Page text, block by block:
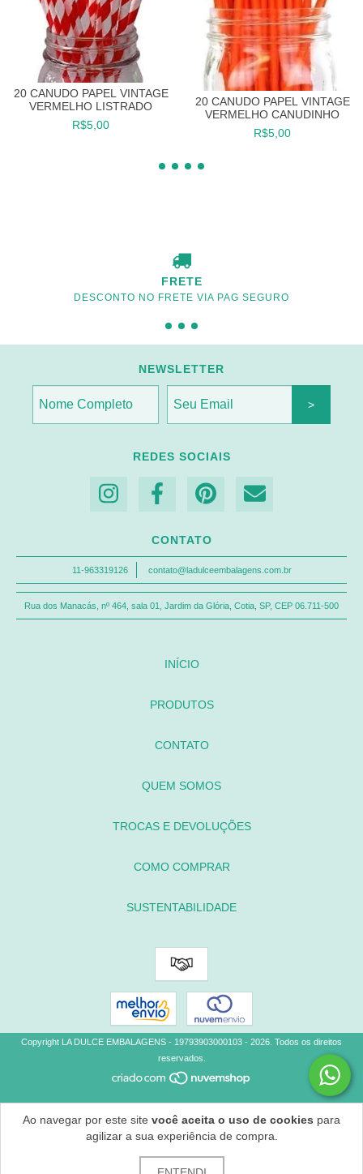
Ao navegar por este site você aceita o uso de cookies para
agilizar a sua experiência de compra.
20 CANUDO PAPEL VINTAGE
VERMELHO LISTRADO
R$5,00
20 CANUDO PAPEL VINTAGE
VERMELHO CANUDINHO
R$5,00
FRETE
DESCONTO NO FRETE VIA PAG SEGURO
NEWSLETTER
REDES SOCIAIS
CONTATO
11-963319126 contato@ladulceembalagens.com.br
Rua dos Manacás, nº 464, sala 01, Jardim da Glória, Cotia, SP, CEP 06.711-500
INÍCIO
PRODUTOS
CONTATO
QUEM SOMOS
TROCAS E DEVOLUÇÕES
COMO COMPRAR
SUSTENTABILIDADE
Copyright LA DULCE EMBALAGENS - 19793903000103 - 2026. Todos os direitos
reservados.